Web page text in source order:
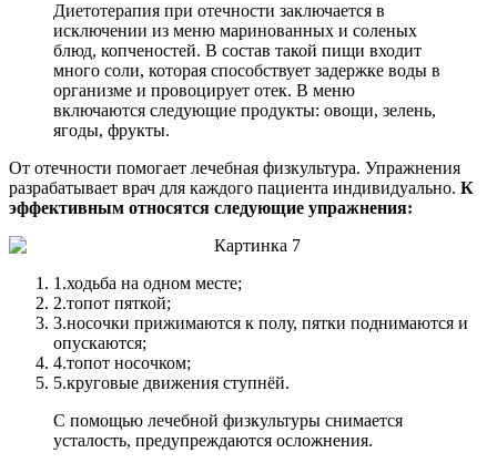
Диетотерапия при отечности заключается в
исключении из меню маринованных и соленых
блюд, копченостей. В состав такой пищи входит
много соли, которая способствует задержке воды в
организме и провоцирует отек. В меню
включаются следующие продукты: овощи, зелень,
ягоды, фрукты.
От отечности помогает лечебная физкультура. Упражнения
разрабатывает врач для каждого пациента индивидуально. К
эффективным относятся следующие упражнения:
1.ходьба на одном месте;
2.топот пяткой;
3.носочки прижимаются к полу, пятки поднимаются и
опускаются;
4.топот носочком;
5.круговые движения ступнёй.
С помощью лечебной физкультуры снимается
усталость, предупреждаются осложнения.